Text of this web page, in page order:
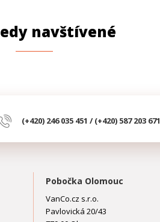
navštívené
(+420) 246 035 451 / (+420) 587 203 671
Pobočka Olomouc
VanCo.cz s.r.o.
Pavlovická 20/43